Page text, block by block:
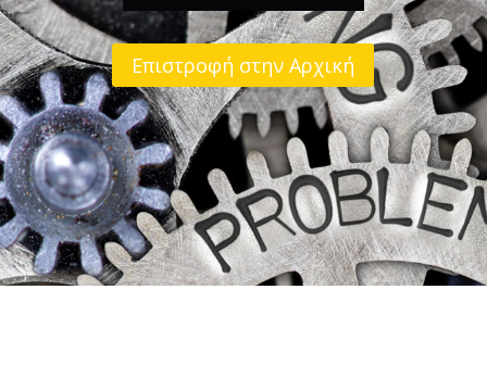
Επιστροφή στην Αρχική